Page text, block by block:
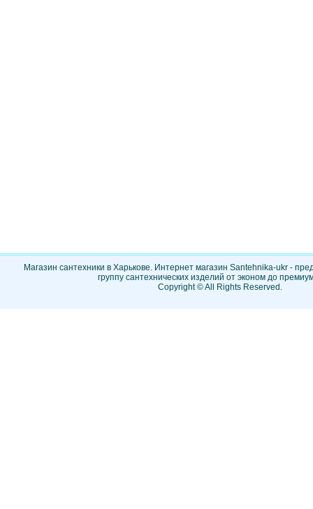
Магазин сантехники в Харькове. Интернет магазин Santehnika-ukr -
группу сантехнических изделий от эконом до
Copyright © All Rights Reserved.